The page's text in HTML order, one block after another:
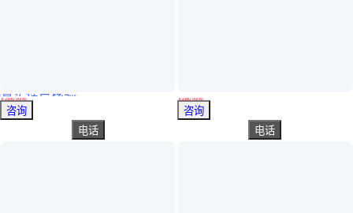
四级HRB500热轧带肋钢筋 结实耐用表面无裂纹折叠
真实性已核验
￥2100.00/吨
山西太原
咨询
电话
￥3380.00/吨
北京
咨询
电话